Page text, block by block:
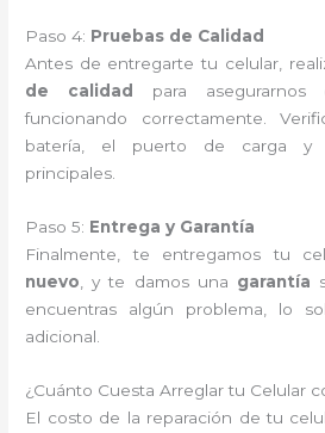
Paso 4: Pruebas de Calidad
Antes de entregarte tu celular,
de calidad
para
funcionando correctamente.
batería, el puerto de carga y
principales.
Paso 5: Entrega y Garantía
Finalmente, te entregamos tu
nuevo , y te damos una garantía
encuentras algún problema, lo
adicional.
¿Cuánto Cuesta Arreglar tu Celular
El costo de la reparación de tu